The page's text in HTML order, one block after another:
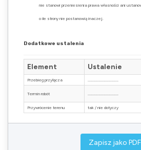
nie stanowi przeniesienia prawa własności ani
o ile strony nie postanowią inaczej.
Dodatkowe ustalenia
Element Ustalenie
Przebieg przyłącza
Termin robót
Przywrócenie terenu tak / nie dotyczy
Oświadczenie końcowe
Zapisz jako PDF